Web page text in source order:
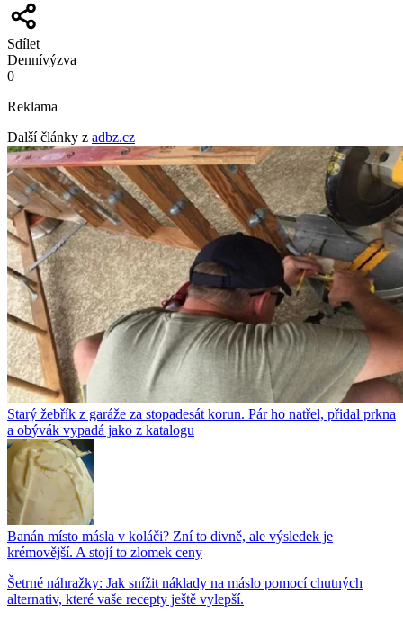
Sdílet
Dennívýzva
0
Reklama
Další články z adbz.cz
Starý žebřík z garáže za stopadesát korun. Pár ho natřel, přidal prkna
a obývák vypadá jako z katalogu
Banán místo másla v koláči? Zní to divně, ale výsledek je
krémovější. A stojí to zlomek ceny
Šetrné náhražky: Jak snížit náklady na máslo pomocí chutných
alternativ, které vaše recepty ještě vylepší.